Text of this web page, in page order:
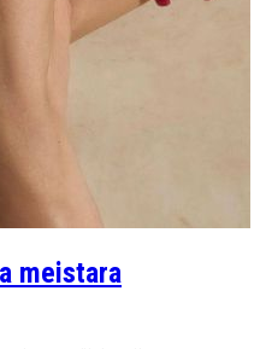
meistara